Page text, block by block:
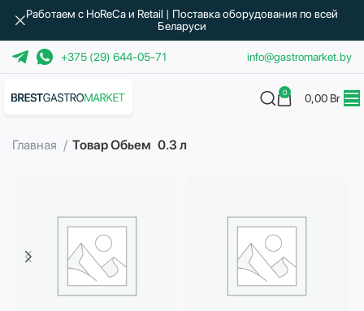
+375 (29) 644-05-71 info@gastromarket.by
0 0,00 Br
Главная Товар Обьем 0.3 л
Работаем с HoReCa и Retail | Поставка оборудования по всей
Беларуси